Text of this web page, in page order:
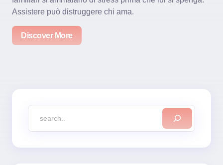
Assistere può distruggere chi ama.
Discover More